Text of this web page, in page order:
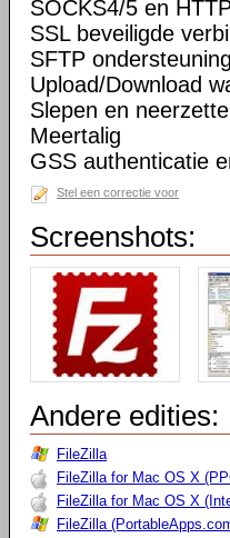
SOCKS4/5 en
SSL beveiligde
SFTP ondersteuning
Upload/Download
Slepen en
Meertalig
GSS authenticatie
Stel een correctie voor
Screenshots:
Andere edities:
FileZilla
FileZilla for Mac OS X
FileZilla for Mac OS X
FileZilla